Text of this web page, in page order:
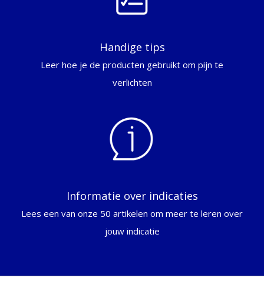
Handige tips
Leer hoe je de producten gebruikt om pijn te
verlichten
Informatie over indicaties
Lees een van onze 50 artikelen om meer te leren over
jouw indicatie